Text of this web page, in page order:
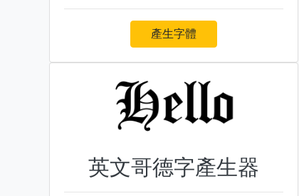
產生字體
英文哥德字產生器